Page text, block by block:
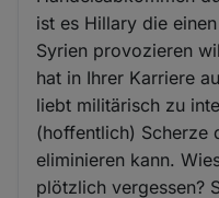
ist es Hillary die
Syrien provozieren
hat in Ihrer Karriere
liebt militärisch zu
(hoffentlich) Scherze
eliminieren kann.
plötzlich vergessen?